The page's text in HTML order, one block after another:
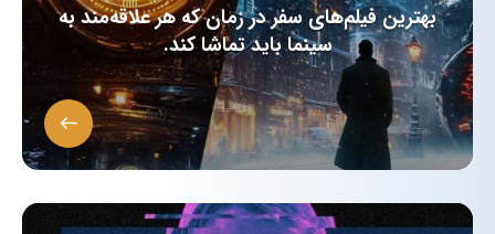
بهترین فیلم‌های سفر در زمان که هر علاقه‌مند به
سینما باید تماشا کند.